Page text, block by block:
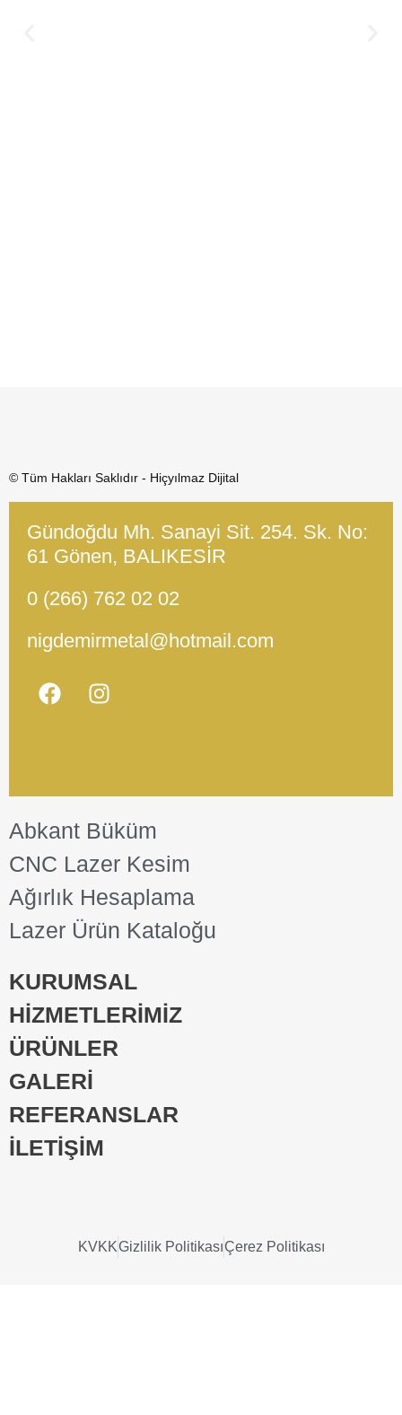
© Tüm Hakları Saklıdır - Hiçyılmaz Dijital
Gündoğdu Mh. Sanayi Sit. 254. Sk. No:
61 Gönen, BALIKESİR
0 (266) 762 02 02
nigdemirmetal@hotmail.com
Abkant Büküm
CNC Lazer Kesim
Ağırlık Hesaplama
Lazer Ürün Kataloğu
KURUMSAL
HİZMETLERİMİZ
ÜRÜNLER
GALERİ
REFERANSLAR
İLETİŞİM
KVKKGizlilik PolitikasıÇerez Politikası